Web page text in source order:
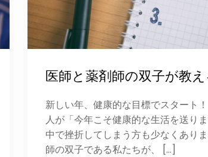
医師と薬剤師の双子が教
新しい年、健康的な目標でスタート
人が「今年こそ健康的な生活を送り
中で挫折してしまう方も少なくあり
師の双子である私たちが、 […]